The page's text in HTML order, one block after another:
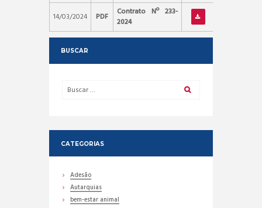
14/03/2024
PDF
Contrato Nº 233-
2024
BUSCAR
CATEGORIAS
Adesão
Autarquias
bem-estar animal